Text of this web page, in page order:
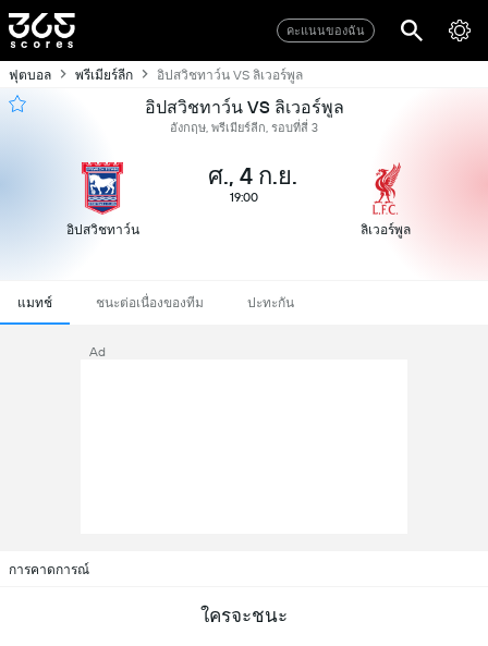
คะแนนของฉัน
ฟุตบอล พรีเมียร์ลีก อิปสวิชทาว์น VS ลิเวอร์พูล
อิปสวิชทาว์น VS ลิเวอร์พูล
อังกฤษ, พรีเมียร์ลีก, รอบที่สี่ 3
อิปสวิชทาว์น
ศ., 4 ก.ย.
19:00
ลิเวอร์พูล
แมทช์ ชนะต่อเนื่องของทีม ปะทะกัน
Ad
การคาดการณ์
ใครจะชนะ